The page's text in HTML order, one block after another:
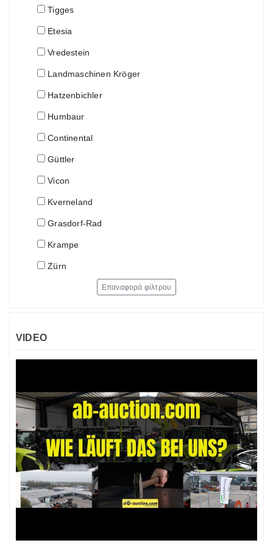
Tigges
Etesia
Vredestein
Landmaschinen Kröger
Hatzenbichler
Humbaur
Continental
Güttler
Vicon
Kverneland
Grasdorf-Rad
Krampe
Zürn
Επαναφορά φίλτρου
VIDEO